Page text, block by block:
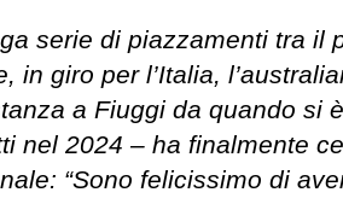
serie di piazzamenti tra il
in giro per l’Italia,
a Fiuggi da quando si
nel 2024 – ha finalmente
“Sono felicissimo di